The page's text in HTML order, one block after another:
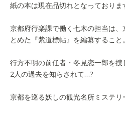
紙の本は現在品切れとなっておりま
京都府行楽課で働く七木の担当は
とめた『紫道標帖』を編纂すること。
行方不明の前任者・冬見恋一郎を
2人の過去を知らされて…?
京都を巡る妖しの観光名所ミステリ